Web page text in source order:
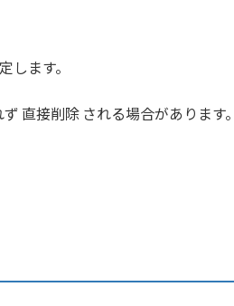
します。
直接削除 される場合があります。